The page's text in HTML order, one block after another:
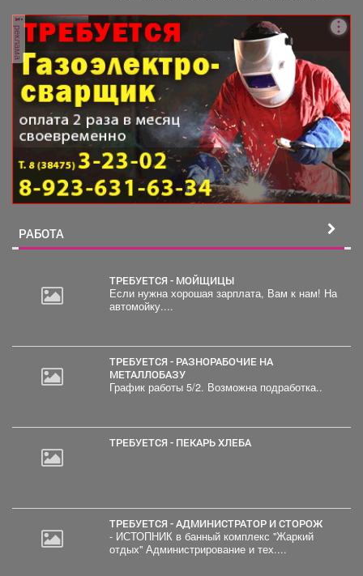
реклама
РАБОТА
ТРЕБУЕТСЯ - МОЙЩИЦЫ
Если нужна хорошая зарплата, Вам к нам! На
автомойку....
ТРЕБУЕТСЯ - РАЗНОРАБОЧИЕ НА
МЕТАЛЛОБАЗУ
График работы 5/2. Возможна подработка..
ТРЕБУЕТСЯ - ПЕКАРЬ ХЛЕБА
ТРЕБУЕТСЯ - АДМИНИСТРАТОР И СТОРОЖ
- ИСТОПНИК в банный комплекс "Жаркий
отдых" Администрирование и тех....